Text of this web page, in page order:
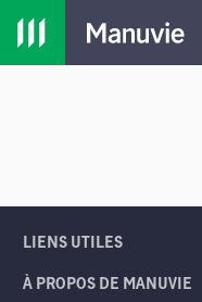
Passer à la navigation principale
Passer au contenu principal
Passer au pied de page
MENU
LIENS UTILES
À PROPOS DE MANUVIE